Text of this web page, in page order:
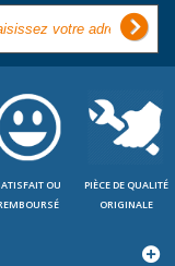
OU
PIÈCE DE QUALITÉ
ORIGINALE